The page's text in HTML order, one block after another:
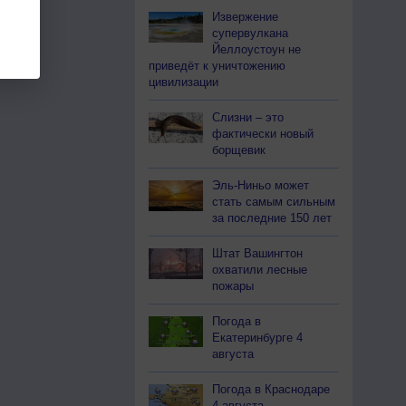
Извержение
супервулкана
Йеллоустоун не
приведёт к уничтожению
цивилизации
Слизни – это
фактически новый
борщевик
Эль-Ниньо может
стать самым сильным
за последние 150 лет
Штат Вашингтон
охватили лесные
пожары
Погода в
Екатеринбурге 4
августа
Погода в Краснодаре